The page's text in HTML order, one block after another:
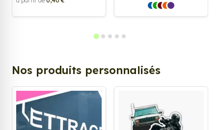
Nos produits personnalisés